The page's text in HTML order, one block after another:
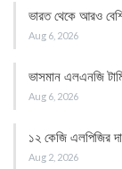
ভারত থেকে আরও
Aug 6, 2026
ভাসমান এলএনজি
Aug 6, 2026
১২ কেজি এলপিজির
Aug 2, 2026